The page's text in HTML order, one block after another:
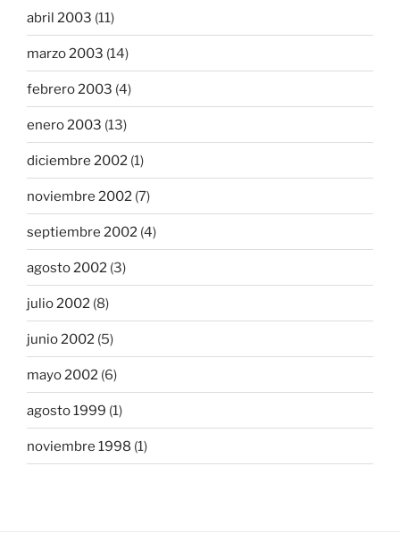
abril 2003 (11)
marzo 2003 (14)
febrero 2003 (4)
enero 2003 (13)
diciembre 2002 (1)
noviembre 2002 (7)
septiembre 2002 (4)
agosto 2002 (3)
julio 2002 (8)
junio 2002 (5)
mayo 2002 (6)
agosto 1999 (1)
noviembre 1998 (1)